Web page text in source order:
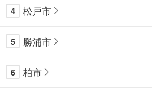
4 松戸市
5 勝浦市
6 柏市